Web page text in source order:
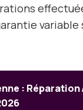
: Réparation